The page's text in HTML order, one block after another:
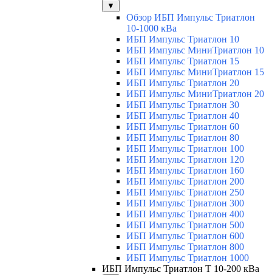
▼
Обзор ИБП Импульс Триатлон
10-1000 кВа
ИБП Импульс Триатлон 10
ИБП Импульс МиниТриатлон 10
ИБП Импульс Триатлон 15
ИБП Импульс МиниТриатлон 15
ИБП Импульс Триатлон 20
ИБП Импульс МиниТриатлон 20
ИБП Импульс Триатлон 30
ИБП Импульс Триатлон 40
ИБП Импульс Триатлон 60
ИБП Импульс Триатлон 80
ИБП Импульс Триатлон 100
ИБП Импульс Триатлон 120
ИБП Импульс Триатлон 160
ИБП Импульс Триатлон 200
ИБП Импульс Триатлон 250
ИБП Импульс Триатлон 300
ИБП Импульс Триатлон 400
ИБП Импульс Триатлон 500
ИБП Импульс Триатлон 600
ИБП Импульс Триатлон 800
ИБП Импульс Триатлон 1000
ИБП Импульс Триатлон Т 10-200 кВа